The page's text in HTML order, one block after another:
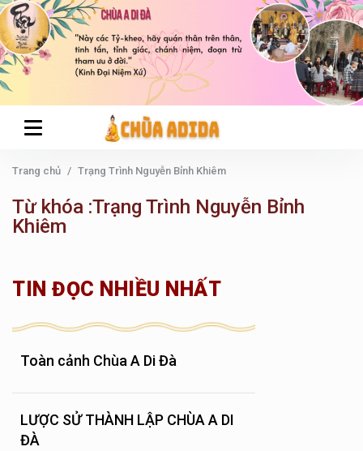
Trang chủ Trạng Trình Nguyễn Bỉnh Khiêm
Từ khóa :Trạng Trình Nguyễn Bỉnh
Khiêm
TIN ĐỌC NHIỀU NHẤT
Toàn cảnh Chùa A Di Đà
LƯỢC SỬ THÀNH LẬP CHÙA A DI
ĐÀ